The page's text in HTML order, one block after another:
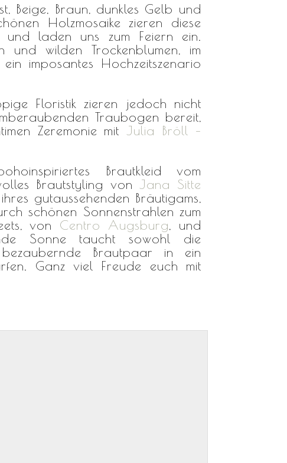
Beige, Braun, dunkles Gelb und
Holzmosaike zieren diese
und laden uns zum Feiern ein.
wilden Trockenblumen, im
imposantes Hochzeitszenario
Floristik zieren jedoch nicht
Traubogen bereit,
Zeremonie mitJulia Bröll –
Brautkleid vom
Brautstyling vonJana Sitte
gutaussehenden Bräutigams,
schönen Sonnenstrahlen zum
von Centro Augsburg, und
Sonne taucht sowohl die
Brautpaar in ein
Ganz viel Freude euch mit